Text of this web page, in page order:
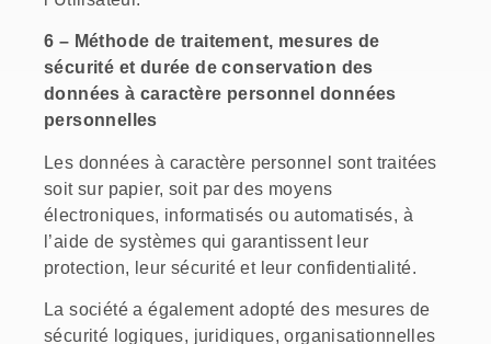
6 – Méthode de traitement, mesures de
sécurité et durée de conservation des
données à caractère personnel données
personnelles
Les données à caractère personnel sont traitées
soit sur papier, soit par des moyens
électroniques, informatisés ou automatisés, à
l’aide de systèmes qui garantissent leur
protection, leur sécurité et leur confidentialité.
La société a également adopté des mesures de
sécurité logiques, juridiques, organisationnelles